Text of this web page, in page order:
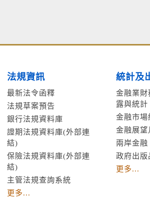
法規資訊
最新法令函釋
法規草案預告
銀行法規資料庫
證期法規資料庫(外部連
結)
保險法規資料庫(外部連
結)
主管法規查詢系統
更多...
統計及
金融業財
露與統計
金融市場
金融展望
兩岸金融
政府出版
更多...